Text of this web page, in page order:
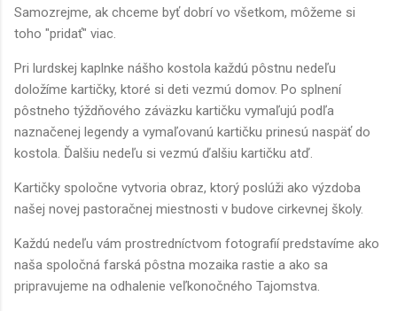
Samozrejme, ak chceme byť dobrí vo všetkom, môžeme si
toho "pridať" viac.
Pri lurdskej kaplnke nášho kostola každú pôstnu nedeľu
doložíme kartičky, ktoré si deti vezmú domov. Po splnení
pôstneho týždňového záväzku kartičku vymaľujú podľa
naznačenej legendy a vymaľovanú kartičku prinesú naspäť do
kostola. Ďalšiu nedeľu si vezmú ďalšiu kartičku atď.
Kartičky spoločne vytvoria obraz, ktorý poslúži ako výzdoba
našej novej pastoračnej miestnosti v budove cirkevnej školy.
Každú nedeľu vám prostredníctvom fotografií predstavíme ako
naša spoločná farská pôstna mozaika rastie a ako sa
pripravujeme na odhalenie veľkonočného Tajomstva.